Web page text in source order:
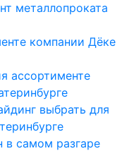
металлопроката
компании Дёке
ассортименте
выбрать для
в самом разгаре